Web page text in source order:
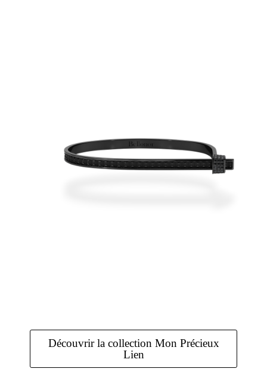
Découvrir la collection Mon Précieux
Lien